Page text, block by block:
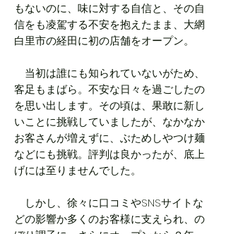
もないのに、味に対する自信と、その自
信をも凌駕する不安を抱えたまま、大網
白里市の経田に初の店舗をオープン。
当初は誰にも知られていないがため、
客足もまばら。不安な日々を過ごしたの
を思い出します。その頃は、果敢に新し
いことに挑戦していましたが、なかなか
お客さんが増えずに、ぶためしやつけ麺
などにも挑戦。評判は良かったが、底上
げには至りませんでした。
しかし、徐々に口コミやSNSサイトな
どの影響か多くのお客様に支えられ、の